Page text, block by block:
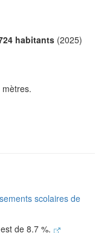
habitants (2025)
scolaires de
de 8.7 %.